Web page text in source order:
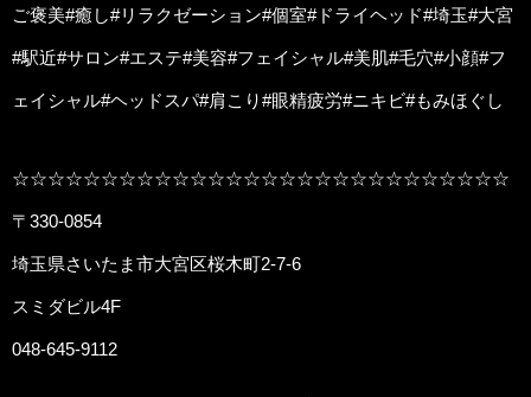
ご褒美#癒し#リラクゼーション#個室#ドライヘッド#埼玉#大宮
#駅近#サロン#エステ#美容#フェイシャル#美肌#毛穴#小顔#フ
ェイシャル#ヘッドスパ#肩こり#眼精疲労#ニキビ#もみほぐし
☆☆☆☆☆☆☆☆☆☆☆☆☆☆☆☆☆☆☆☆☆☆☆☆☆☆☆☆
〒330-0854
埼玉県さいたま市大宮区桜木町2-7-6
スミダビル4F
048-645-9112